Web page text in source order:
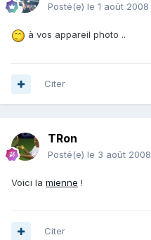
Posté(e) le 1 août 2008
à vos appareil photo ..
Citer
TRon
Posté(e) le 3 août 2008
Voici la mienne !
Citer